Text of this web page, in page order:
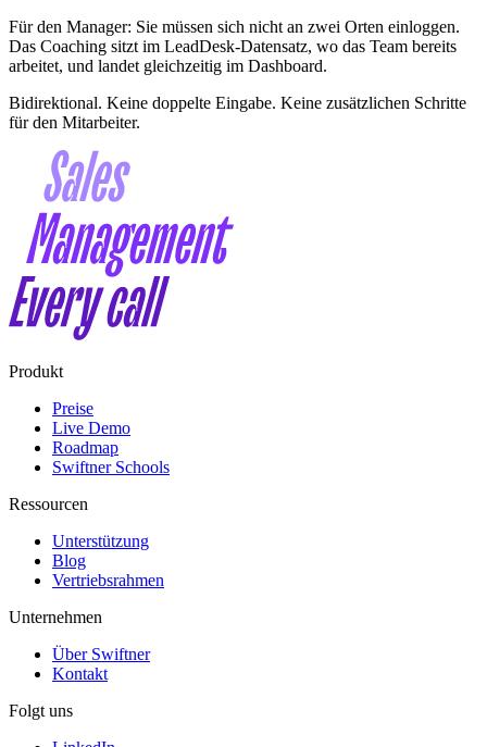
Für den Manager: Sie müssen sich nicht an zwei Orten einloggen.
Das Coaching sitzt im LeadDesk-Datensatz, wo das Team bereits
arbeitet, und landet gleichzeitig im Dashboard.
Bidirektional. Keine doppelte Eingabe. Keine zusätzlichen Schritte
für den Mitarbeiter.
Produkt
Preise
Live Demo
Roadmap
Swiftner Schools
Ressourcen
Unterstützung
Blog
Vertriebsrahmen
Unternehmen
Über Swiftner
Kontakt
Folgt uns